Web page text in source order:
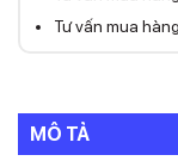
Tư vấn mua
MÔ TẢ